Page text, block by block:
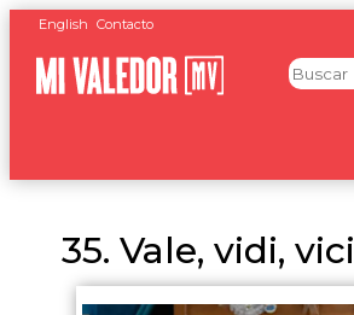
English Contacto
35. Vale, vidi, vici